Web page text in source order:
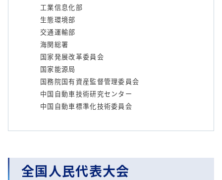
工業信息化部
生態環境部
交通運輸部
海関総署
国家発展改革委員会
国家能源局
国務院国有資産監督管理委員会
中国自動車技術研究センター
中国自動車標準化技術委員会
全国人民代表大会